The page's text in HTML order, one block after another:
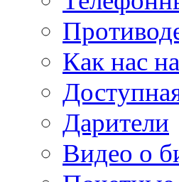
Как нас
Дарители
Видео о